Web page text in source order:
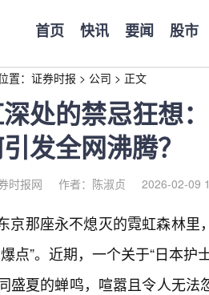
首页 快讯 要闻 股市
置： 证券时报 > 公司 > 正文
处的禁忌狂想
发全网沸腾？
时报网 作者：陈淑贞 2026-02-09
京那座永不熄灭的霓虹森林里
点”。近期，一个关于“日本
盛夏的蝉鸣，喧嚣且令人无